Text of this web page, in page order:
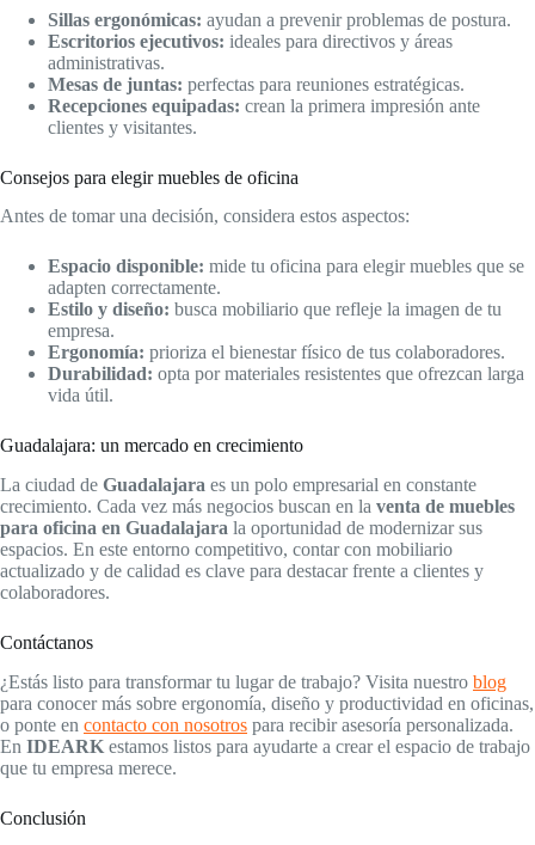
Sillas ergonómicas: ayudan a prevenir problemas de postura.
Escritorios ejecutivos: ideales para directivos y áreas
administrativas.
Mesas de juntas: perfectas para reuniones estratégicas.
Recepciones equipadas: crean la primera impresión ante
clientes y visitantes.
Consejos para elegir muebles de oficina
Antes de tomar una decisión, considera estos aspectos:
Espacio disponible: mide tu oficina para elegir muebles que se
adapten correctamente.
Estilo y diseño: busca mobiliario que refleje la imagen de tu
empresa.
Ergonomía: prioriza el bienestar físico de tus colaboradores.
Durabilidad: opta por materiales resistentes que ofrezcan larga
vida útil.
Guadalajara: un mercado en crecimiento
La ciudad de Guadalajara es un polo empresarial en constante
crecimiento. Cada vez más negocios buscan en la venta de muebles
para oficina en Guadalajara la oportunidad de modernizar sus
espacios. En este entorno competitivo, contar con mobiliario
actualizado y de calidad es clave para destacar frente a clientes y
colaboradores.
Contáctanos
¿Estás listo para transformar tu lugar de trabajo? Visita nuestro blog
para conocer más sobre ergonomía, diseño y productividad en oficinas,
o ponte en contacto con nosotros para recibir asesoría personalizada.
En IDEARK estamos listos para ayudarte a crear el espacio de trabajo
que tu empresa merece.
Conclusión